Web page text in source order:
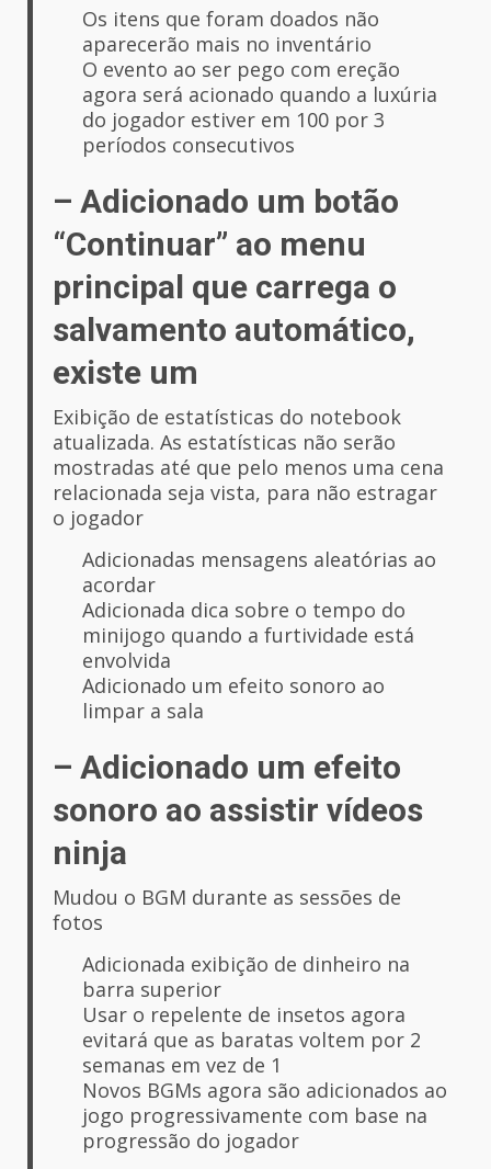
Os itens que foram doados não
aparecerão mais no inventário
O evento ao ser pego com ereção
agora será acionado quando a luxúria
do jogador estiver em 100 por 3
períodos consecutivos
– Adicionado um botão
“Continuar” ao menu
principal que carrega o
salvamento automático,
existe um
Exibição de estatísticas do notebook
atualizada. As estatísticas não serão
mostradas até que pelo menos uma cena
relacionada seja vista, para não estragar
o jogador
Adicionadas mensagens aleatórias ao
acordar
Adicionada dica sobre o tempo do
minijogo quando a furtividade está
envolvida
Adicionado um efeito sonoro ao
limpar a sala
– Adicionado um efeito
sonoro ao assistir vídeos
ninja
Mudou o BGM durante as sessões de
fotos
Adicionada exibição de dinheiro na
barra superior
Usar o repelente de insetos agora
evitará que as baratas voltem por 2
semanas em vez de 1
Novos BGMs agora são adicionados ao
jogo progressivamente com base na
progressão do jogador